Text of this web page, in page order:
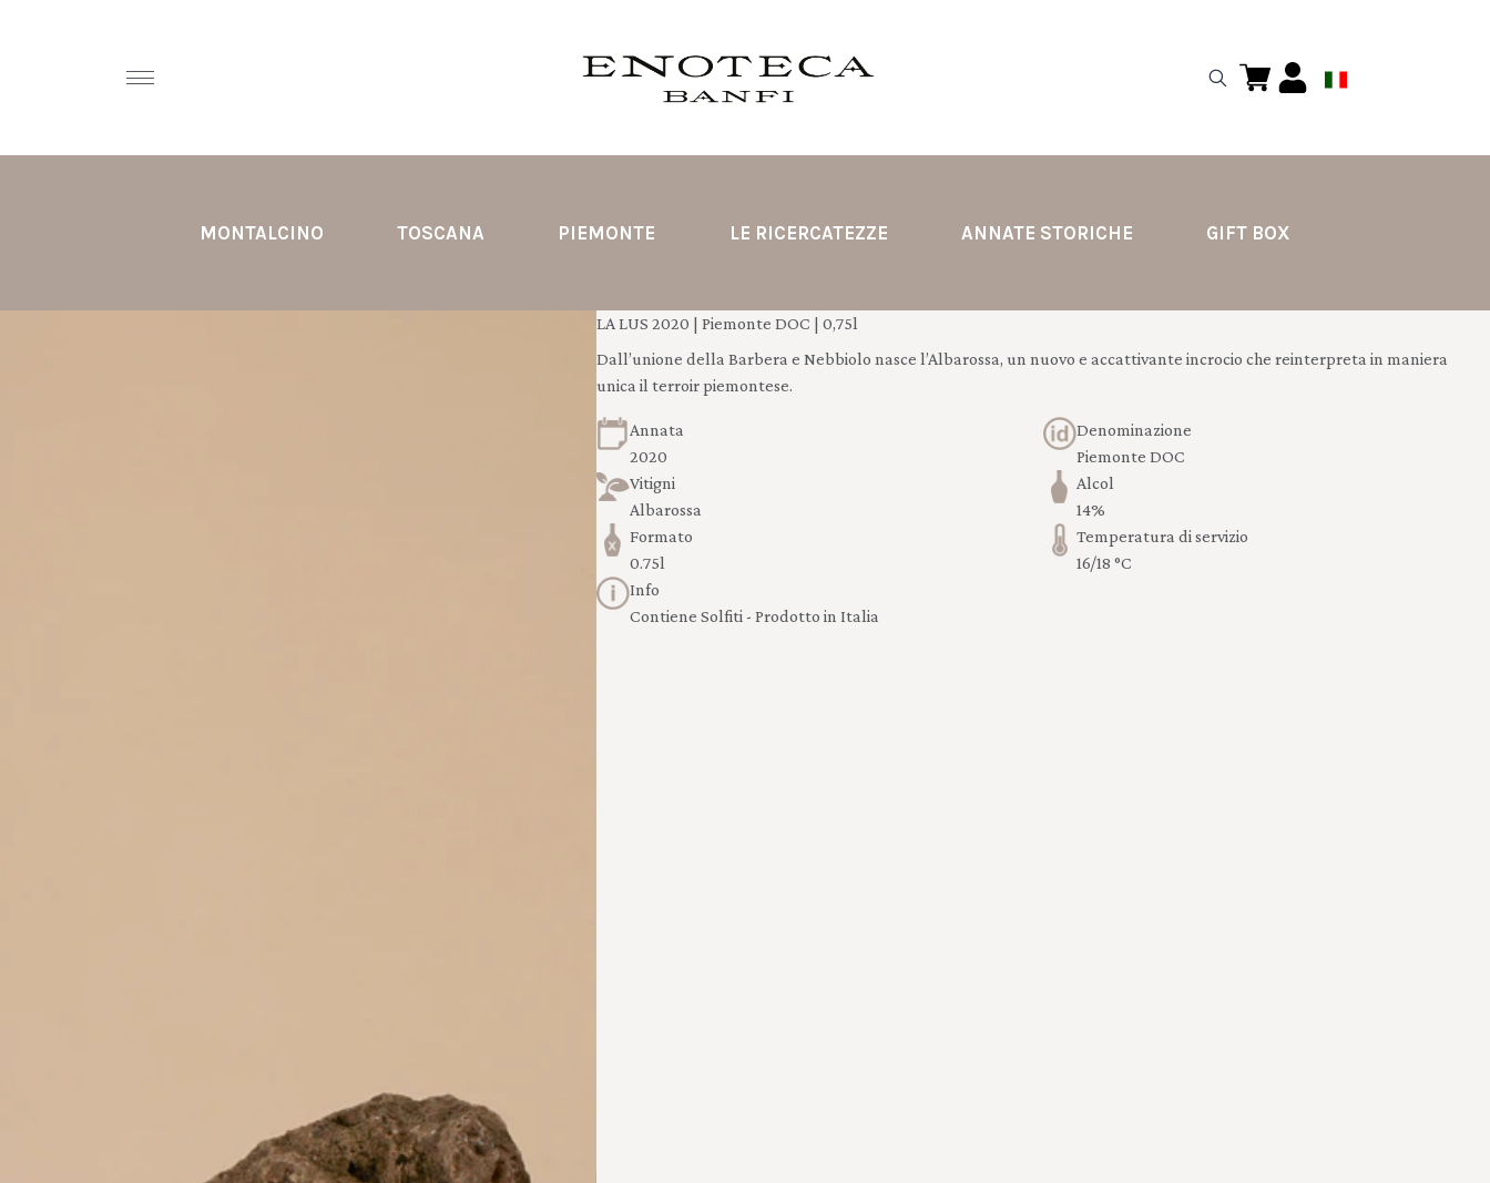
MONTALCINO TOSCANA PIEMONTE LE RICERCATEZZE ANNATE STORICHE GIFT BOX
LA LUS 2020 | Piemonte DOC | 0,75l
Dall’unione della Barbera e Nebbiolo nasce l’Albarossa, un nuovo e accattivante incrocio che reinterpreta in maniera
unica il terroir piemontese.
Annata
2020
Denominazione
Piemonte DOC
Vitigni
Albarossa
Alcol
14%
Formato
0.75l
Temperatura di servizio
16/18 °C
Info
Contiene Solfiti - Prodotto in Italia